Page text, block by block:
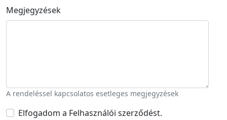
Megjegyzések
A rendeléssel kapcsolatos esetleges megjegyzések
Elfogadom a Felhasználói szerződést.